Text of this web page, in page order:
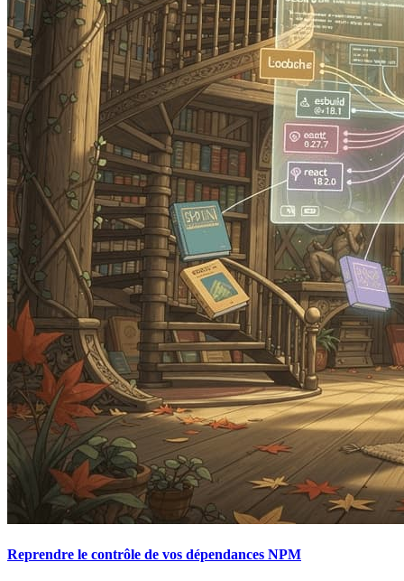
Reprendre le contrôle de vos dépendances NPM